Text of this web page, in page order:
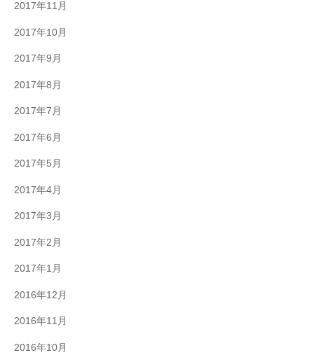
2017年11月
2017年10月
2017年9月
2017年8月
2017年7月
2017年6月
2017年5月
2017年4月
2017年3月
2017年2月
2017年1月
2016年12月
2016年11月
2016年10月